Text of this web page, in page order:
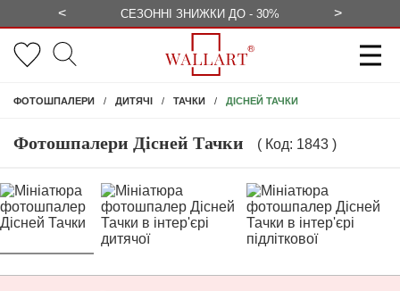
< СЕЗОННІ ЗНИЖКИ ДО - 30% >
ФОТОШПАЛЕРИ ДИТЯЧІ ТАЧКИ ДІСНЕЙ ТАЧКИ
Фотошпалери Дісней Тачки ( Код: 1843 )